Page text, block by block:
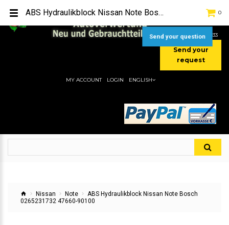
[+49] (0) 2232-5205
MOBIL:
[+49] (0) 177 / 4080033
Send your
request
0
MY ACCOUNT LOGIN ENGLISH
Nissan Note
ABS Hydraulikblock Nissan Note Bosch
0265231732 47660-90100
ABS Hydraulikblock Nissan Note Bosch 0265231732 47660-90100
Send your question